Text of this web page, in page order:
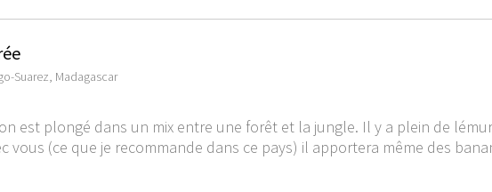
Suarez, Madagascar
est plongé dans un mix entre une forêt et la jungle. Il y a plein de
vous (ce que je recommande dans ce pays) il apportera même des